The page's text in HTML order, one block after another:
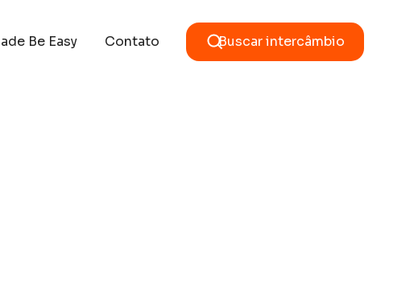
Be Easy Contato Buscar intercâmbio